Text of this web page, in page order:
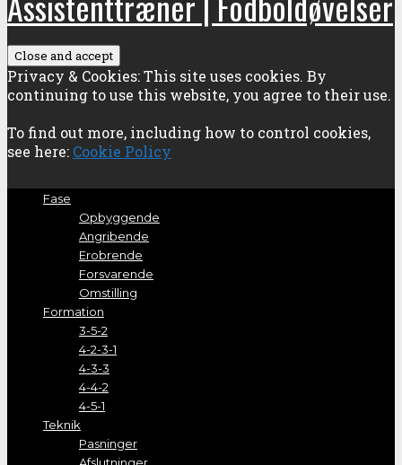
Privacy & Cookies: This site uses cookies. By
continuing to use this website, you agree to their use.
To find out more, including how to control cookies,
see here: Cookie Policy
Fase
Opbyggende
Angribende
Erobrende
Forsvarende
Omstilling
Formation
3-5-2
4-2-3-1
4-3-3
4-4-2
4-5-1
Teknik
Pasninger